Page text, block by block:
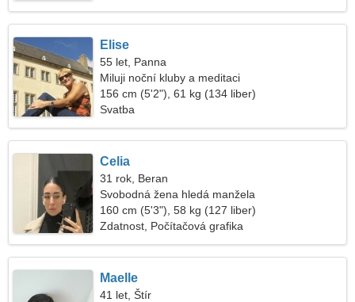
Elise
55 let, Panna
Miluji noční kluby a meditaci
156 cm (5'2"), 61 kg (134 liber)
Svatba
Celia
31 rok, Beran
Svobodná žena hledá manžela
160 cm (5'3"), 58 kg (127 liber)
Zdatnost, Počítačová grafika
Maelle
41 let, Štír